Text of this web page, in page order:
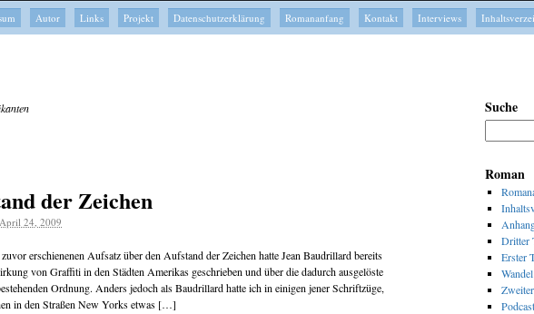
Autor Links Projekt Datenschutzerklärung Romananfang Kontakt Interviews
der Zeichen
April 24, 2009
erschienenen Aufsatz über den Aufstand der Zeichen hatte Jean Baudrillard bereits
von Graffiti in den Städten Amerikas geschrieben und über die dadurch ausgelöste
Ordnung. Anders jedoch als Baudrillard hatte ich in einigen jener Schriftzüge,
in den Straßen New Yorks etwas […]
Suche
Roman
Dritter
Erster
Podcast